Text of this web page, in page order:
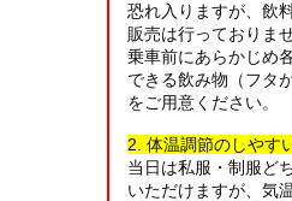
恐れ入りますが、飲
販売は行っておりま
乗車前にあらかじめ
できる飲み物（フタ
をご用意ください。
2. 体温調節のしやす
当日は私服・制服ど
いただけますが、気